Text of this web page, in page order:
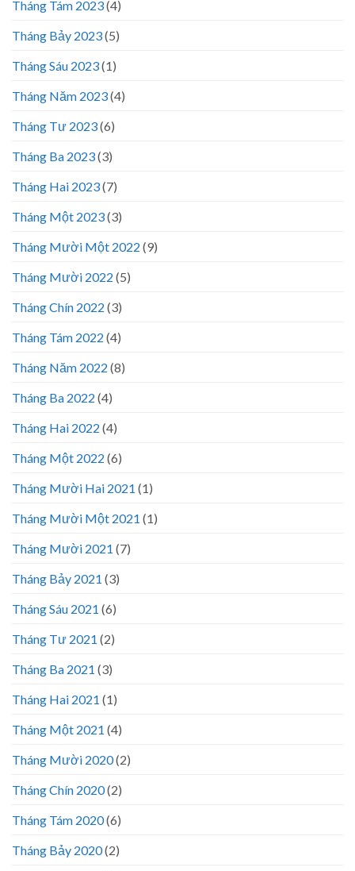
Tháng Tám 2023(4)
Tháng Bảy 2023(5)
Tháng Sáu 2023(1)
Tháng Năm 2023(4)
Tháng Tư 2023(6)
Tháng Ba 2023(3)
Tháng Hai 2023(7)
Tháng Một 2023(3)
Tháng Mười Một 2022 (9)
Tháng Mười 2022 (5)
Tháng Chín 2022 (3)
Tháng Tám 2022 (4)
Tháng Năm 2022 (8)
Tháng Ba 2022 (4)
Tháng Hai 2022 (4)
Tháng Một 2022 (6)
Tháng Mười Hai 2021 (1)
Tháng Mười Một 2021 (1)
Tháng Mười 2021 (7)
Tháng Bảy 2021 (3)
Tháng Sáu 2021 (6)
Tháng Tư 2021 (2)
Tháng Ba 2021 (3)
Tháng Hai 2021 (1)
Tháng Một 2021 (4)
Tháng Mười 2020(2)
Tháng Chín 2020(2)
Tháng Tám 2020(6)
Tháng Bảy 2020(2)